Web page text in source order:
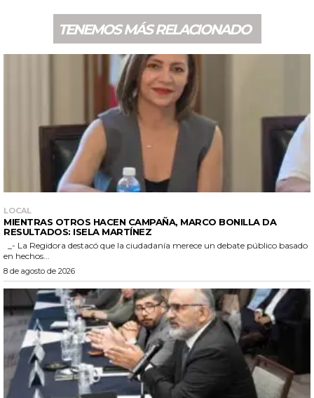
TENEMOS MÁS RELACIONADO
LOCAL
MIENTRAS OTROS HACEN CAMPAÑA, MARCO BONILLA DA
RESULTADOS: ISELA MARTÍNEZ
en hechos...
8 de agosto de 2026